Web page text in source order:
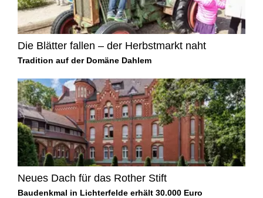
Die Blätter fallen – der Herbstmarkt naht
Tradition auf der Domäne Dahlem
Neues Dach für das Rother Stift
Baudenkmal in Lichterfelde erhält 30.000 Euro